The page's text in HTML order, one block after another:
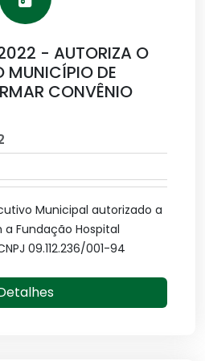
- AUTORIZA O
MUNICÍPIO DE
CONVÊNIO
Municipal autorizado a
Fundação Hospital
09.112.236/001-94